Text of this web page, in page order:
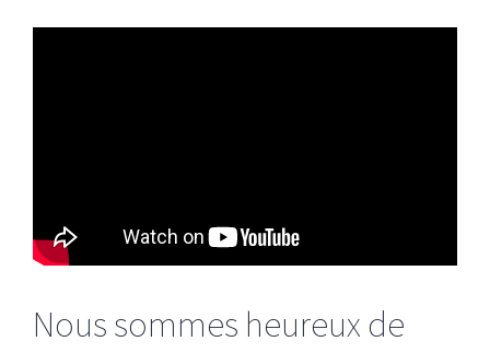
Nous sommes heureux de